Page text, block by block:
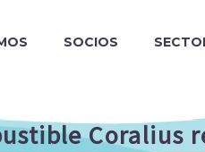
SOCIOS
Coralius